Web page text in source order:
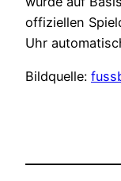
offiziellen
Uhr
Bildquelle: